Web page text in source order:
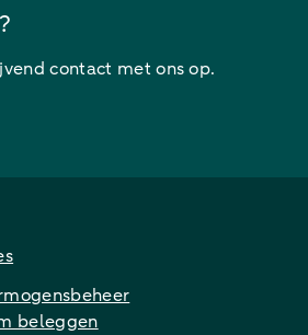
contact met ons op.
beleggen